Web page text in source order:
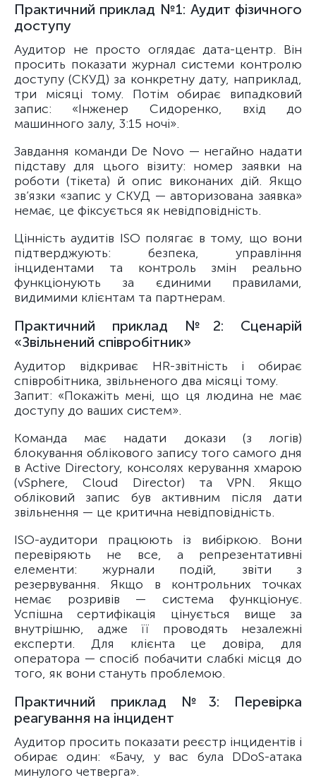
Практичний приклад №1: Аудит фізичного
доступу
Аудитор не просто оглядає дата-центр. Він
просить показати журнал системи контролю
доступу (СКУД) за конкретну дату, наприклад,
три місяці тому. Потім обирає випадковий
запис: «Інженер Сидоренко, вхід до
машинного залу, 3:15 ночі».
Завдання команди De Novo — негайно надати
підставу для цього візиту: номер заявки на
роботи (тікета) й опис виконаних дій. Якщо
зв’язки «запис у СКУД — авторизована заявка»
немає, це фіксується як невідповідність.
Цінність аудитів ISO полягає в тому, що вони
підтверджують: безпека, управління
інцидентами та контроль змін реально
функціонують за єдиними правилами,
видимими клієнтам та партнерам.
Практичний приклад №2: Сценарій
«Звільнений співробітник»
Аудитор відкриває HR-звітність і обирає
співробітника, звільненого два місяці тому.
Запит: «Покажіть мені, що ця людина не має
доступу до ваших систем».
Команда має надати докази (з логів)
блокування облікового запису того самого дня
в Active Directory, консолях керування хмарою
(vSphere, Cloud Director) та VPN. Якщо
обліковий запис був активним після дати
звільнення — це критична невідповідність.
ISO-аудитори працюють із вибіркою. Вони
перевіряють не все, а репрезентативні
елементи: журнали подій, звіти з
резервування. Якщо в контрольних точках
немає розривів — система функціонує.
Успішна сертифікація цінується вище за
внутрішню, адже її проводять незалежні
експерти. Для клієнта це довіра, для
оператора — спосіб побачити слабкі місця до
того, як вони стануть проблемою.
Практичний приклад №3: Перевірка
реагування на інцидент
Аудитор просить показати реєстр інцидентів і
обирає один: «Бачу, у вас була DDoS-атака
минулого четверга».